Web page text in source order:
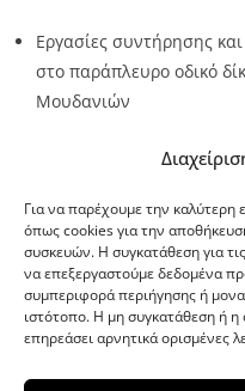
Για να παρέχουμε την καλύτερη
όπως cookies για την
συσκευών. Η συγκατάθεση για
να επεξεργαστούμε δεδομένα
συμπεριφορά περιήγησης ή
ιστότοπο. Η μη συγκατάθεση ή
επηρεάσει αρνητικά ορισμένες
Εργασίες συντήρησης
στο παράπλευρο οδικό
Μουδανιών
G-point.gr